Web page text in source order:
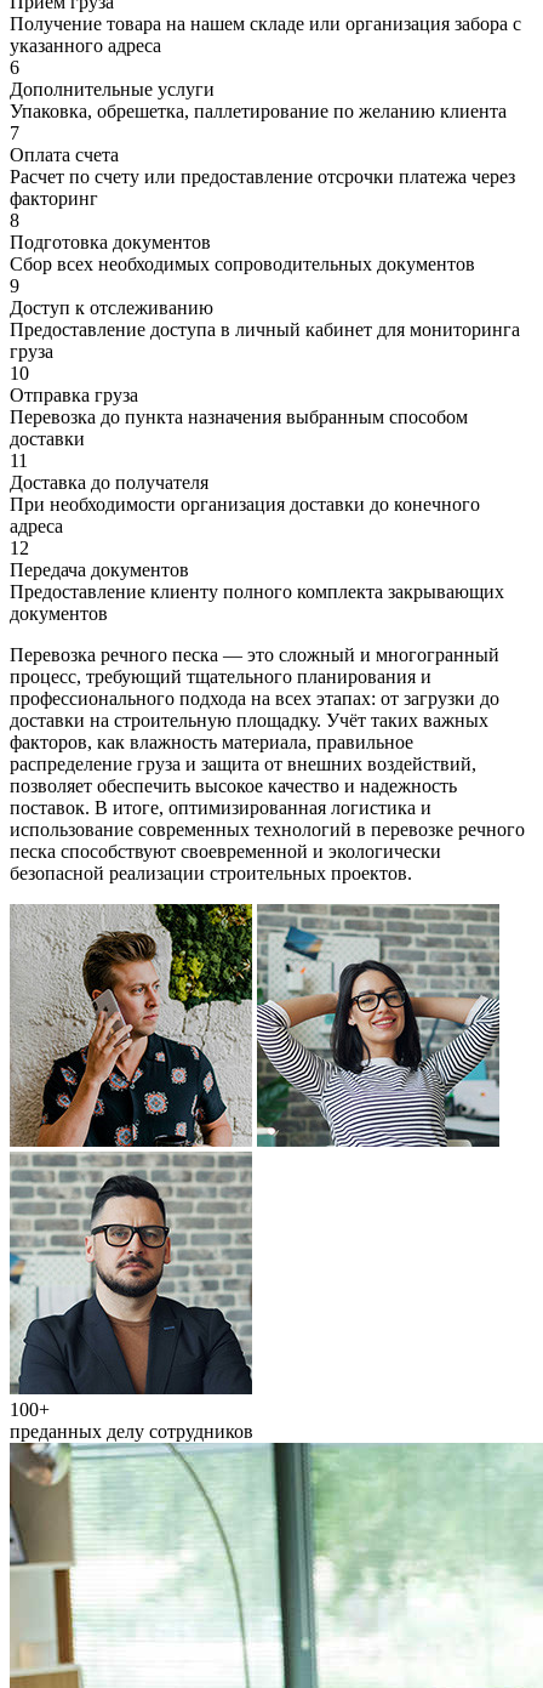
Получение товара на нашем складе или организация забора с
указанного адреса
6
Дополнительные услуги
Упаковка, обрешетка, паллетирование по желанию клиента
7
Оплата счета
Расчет по счету или предоставление отсрочки платежа через
факторинг
8
Подготовка документов
Сбор всех необходимых сопроводительных документов
9
Доступ к отслеживанию
Предоставление доступа в личный кабинет для мониторинга
груза
10
Отправка груза
Перевозка до пункта назначения выбранным способом
доставки
11
Доставка до получателя
При необходимости организация доставки до конечного
адреса
12
Передача документов
Предоставление клиенту полного комплекта закрывающих
документов
Перевозка речного песка — это сложный и многогранный
процесс, требующий тщательного планирования и
профессионального подхода на всех этапах: от загрузки до
доставки на строительную площадку. Учёт таких важных
факторов, как влажность материала, правильное
распределение груза и защита от внешних воздействий,
позволяет обеспечить высокое качество и надежность
поставок. В итоге, оптимизированная логистика и
использование современных технологий в перевозке речного
песка способствуют своевременной и экологически
безопасной реализации строительных проектов.
100+
преданных делу сотрудников